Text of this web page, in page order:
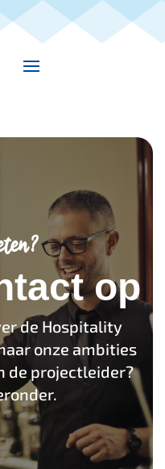
op
de Hospitality
onze ambities
de projectleider?